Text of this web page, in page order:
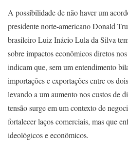
A possibilidade de não haver um
presidente norte-americano Donald
brasileiro Luiz Inácio Lula da Silva
sobre impactos econômicos diretos
indicam que, sem um entendimento
importações e exportações entre os
levando a um aumento nos custos de
tensão surge em um contexto de
fortalecer laços comerciais, mas que
ideológicos e econômicos.